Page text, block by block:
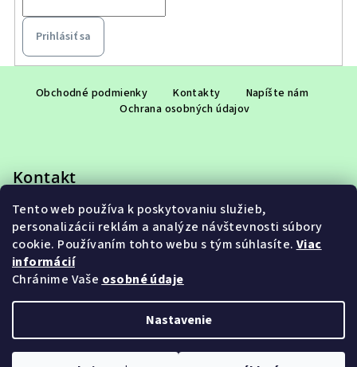
Tento web používa k poskytovaniu služieb,
personalizácii reklám a analýze návštevnosti súbory
cookie. Používaním tohto webu s tým súhlasíte. Viac
informácií
Chránime Vaše osobné údaje
Nastavenie
Prihlásiť sa
i
Obchodné podmienky Kontakty
Napíšte nám
Ochrana osobných údajov
Kontakt
eshop@adet.sk
+421 948 953 910
Upraviť nastavenie cookies